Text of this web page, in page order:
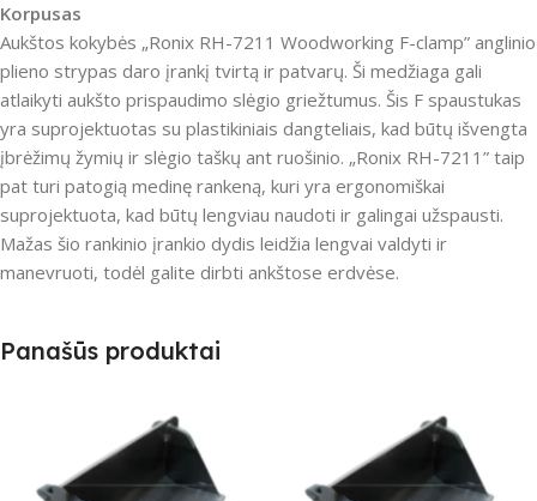
Korpusas
Aukštos kokybės „Ronix RH-7211 Woodworking F-clamp” anglinio
plieno strypas daro įrankį tvirtą ir patvarų. Ši medžiaga gali
atlaikyti aukšto prispaudimo slėgio griežtumus. Šis F spaustukas
yra suprojektuotas su plastikiniais dangteliais, kad būtų išvengta
įbrėžimų žymių ir slėgio taškų ant ruošinio. „Ronix RH-7211” taip
pat turi patogią medinę rankeną, kuri yra ergonomiškai
suprojektuota, kad būtų lengviau naudoti ir galingai užspausti.
Mažas šio rankinio įrankio dydis leidžia lengvai valdyti ir
manevruoti, todėl galite dirbti ankštose erdvėse.
Panašūs produktai